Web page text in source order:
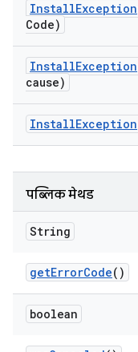
InstallException
Code)
InstallException
cause)
InstallException
पब्लिक मेथड
String
getErrorCode()
boolean